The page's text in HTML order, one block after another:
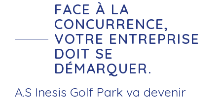
FACE À LA
CONCURRENCE,
VOTRE ENTREPRISE
DOIT SE
DÉMARQUER.
A.S Inesis Golf Park va devenir